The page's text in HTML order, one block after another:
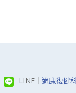
LINE｜適康復健